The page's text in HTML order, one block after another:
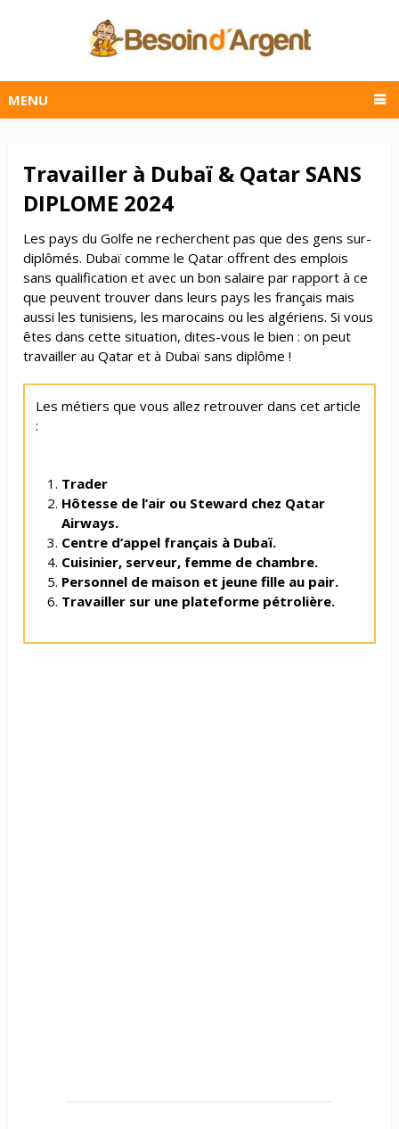
MENU
Travailler à Dubaï & Qatar SANS
DIPLOME 2024
Les pays du Golfe ne recherchent pas que des gens sur-
diplômés. Dubaï comme le Qatar offrent des emplois
sans qualification et avec un bon salaire par rapport à ce
que peuvent trouver dans leurs pays les français mais
aussi les tunisiens, les marocains ou les algériens. Si vous
êtes dans cette situation, dites-vous le bien : on peut
travailler au Qatar et à Dubaï sans diplôme !
Les métiers que vous allez retrouver dans cet article
:
Trader
Hôtesse de l’air ou Steward chez Qatar
Airways.
Centre d’appel français à Dubaï.
Cuisinier, serveur, femme de chambre.
Personnel de maison et jeune fille au pair.
Travailler sur une plateforme pétrolière.